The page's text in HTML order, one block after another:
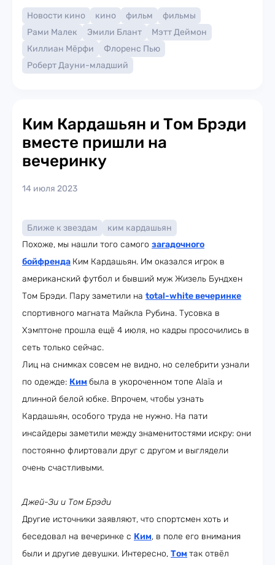
Новости кино кино фильм
фильмы
Рами Малек
Эмили Блант
Мэтт Деймон
Киллиан Мёрфи
Флоренс Пью
Роберт Дауни-младший
Ким Кардашьян и Том Брэди
вместе пришли на
вечеринку
14 июля 2023
Ближе к звездам
ким кардашьян
Похоже, мы нашли того самого загадочного
бойфренда Ким Кардашьян. Им оказался игрок в
американский футбол и бывший муж Жизель Бундхен
Том Брэди. Пару заметили на total-white вечеринке
спортивного магната Майкла Рубина. Тусовка в
Хэмптоне прошла ещё 4 июля, но кадры просочились в
сеть только сейчас.
Лиц на снимках совсем не видно, но селебрити узнали
по одежде: Ким была в укороченном топе Alaïa и
длинной белой юбке. Впрочем, чтобы узнать
Кардашьян, особого труда не нужно. На пати
инсайдеры заметили между знаменитостями искру: они
постоянно флиртовали друг с другом и выглядели
очень счастливыми.
Джей-Зи и Том Брэди
Другие источники заявляют, что спортсмен хоть и
беседовал на вечеринке с Ким, в поле его внимания
были и другие девушки. Интересно, Том так отвёл